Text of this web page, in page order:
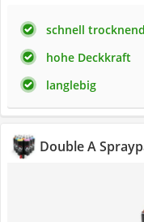
schnell trocknend
hohe Deckkraft
langlebig
Double A